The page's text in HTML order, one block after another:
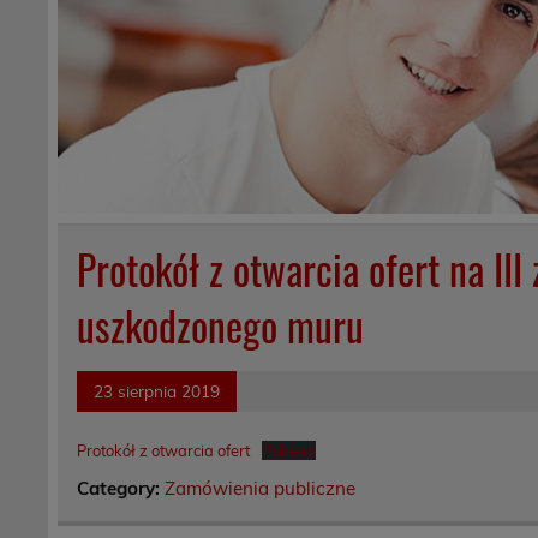
Protokół z otwarcia ofert na
uszkodzonego muru
23 sierpnia 2019
Protokół z otwarcia ofert Pobierz
Category:Zamówienia publiczne